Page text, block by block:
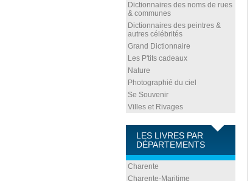
Dictionnaires des noms de rues
& communes
Dictionnaires des peintres &
autres célébrités
Grand Dictionnaire
Les P'tits cadeaux
Nature
Photographié du ciel
Se Souvenir
Villes et Rivages
LES LIVRES PAR
DÉPARTEMENTS
Charente
Charente-Maritime